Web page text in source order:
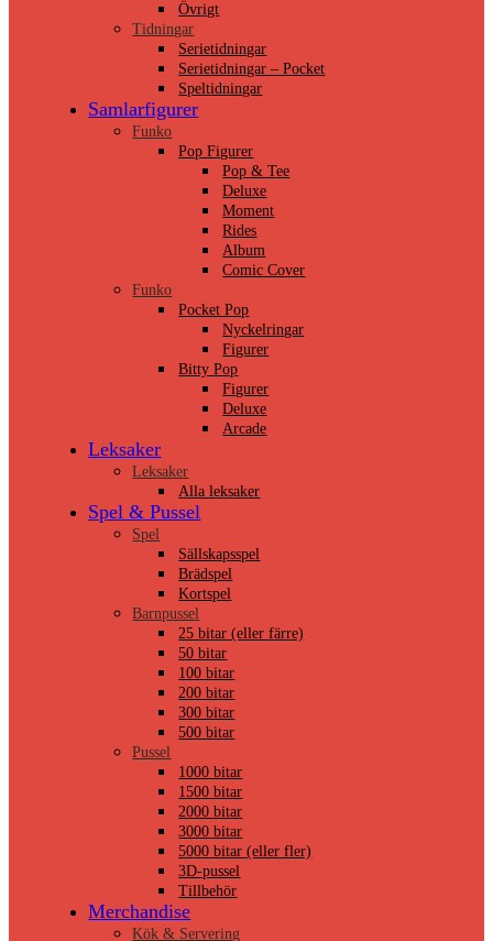
Övrigt
Tidningar
Serietidningar
Serietidningar – Pocket
Speltidningar
Samlarfigurer
Funko
Pop Figurer
Pop & Tee
Deluxe
Moment
Rides
Album
Comic Cover
Funko
Pocket Pop
Nyckelringar
Figurer
Bitty Pop
Figurer
Deluxe
Arcade
Leksaker
Leksaker
Alla leksaker
Spel & Pussel
Spel
Sällskapsspel
Brädspel
Kortspel
Barnpussel
25 bitar (eller färre)
50 bitar
100 bitar
200 bitar
300 bitar
500 bitar
Pussel
1000 bitar
1500 bitar
2000 bitar
3000 bitar
5000 bitar (eller fler)
3D-pussel
Tillbehör
Merchandise
Kök & Servering